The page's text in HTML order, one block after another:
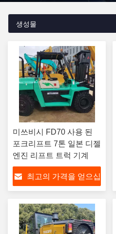
생성물
미쓰비시 FD70 사용 된
포크리프트 7톤 일본 디젤
엔진 리프트 트럭 기계
최고의 가격을 얻으십